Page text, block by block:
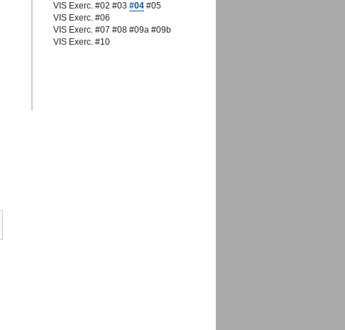
VIS Exerc. #02 #03 #04 #05
VIS Exerc. #06
VIS Exerc. #07 #08 #09a #09b
VIS Exerc. #10